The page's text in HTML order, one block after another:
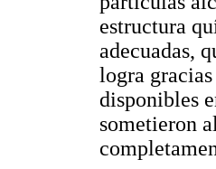
estructura
adecuadas,
logra
disponibles
sometieron